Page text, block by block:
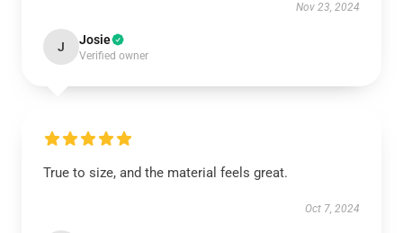
Nov 23, 2024
J Josie
Verified owner
True to size, and the material feels great.
Oct 7, 2024